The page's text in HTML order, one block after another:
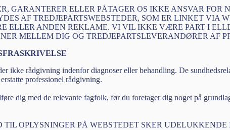
GARANTERER ELLER PÅTAGER OS IKKE ANSVAR
AF TREDJEPARTSWEBSTEDER, SOM ER LINKET VIA
ELLER ANDEN REKLAME. VI VIL IKKE VÆRE PART I
MELLEM DIG OG TREDJEPARTSLEVERANDØRER AF
ikke rådgivning indenfor diagnoser eller behandling. De
professionel rådgivning.
dig med de relevante fagfolk, før du foretager dig noget på
OPLYSNINGER PÅ WEBSTEDET SKER UDELUKKENDE